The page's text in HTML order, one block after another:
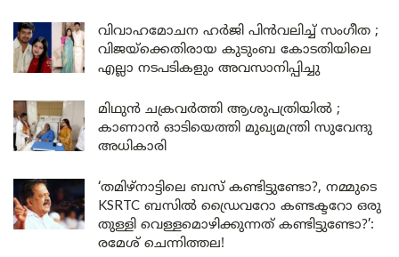
വിവാഹമോചന ഹർജി പിൻവലിച്ച് സംഗീത ;
വിജയ്ക്കെതിരായ കുടുംബ കോടതിയിലെ
എല്ലാ നടപടികളും അവസാനിപ്പിച്ചു
മിഥുൻ ചക്രവർത്തി ആശുപത്രിയിൽ ;
കാണാൻ ഓടിയെത്തി മുഖ്യമന്ത്രി സുവേന്ദു
അധികാരി
‘തമിഴ്‌നാട്ടിലെ ബസ് കണ്ടിട്ടുണ്ടോ?, നമ്മുടെ
KSRTC ബസിൽ ഡ്രൈവറോ കണ്ടക്ടറോ ഒരു
തുള്ളി വെള്ളമൊഴിക്കുന്നത് കണ്ടിട്ടുണ്ടോ?’:
രമേശ് ചെന്നിത്തല!